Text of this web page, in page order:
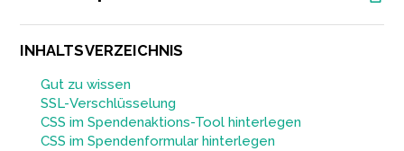
INHALTSVERZEICHNIS
Gut zu wissen
SSL-Verschlüsselung
CSS im Spendenaktions-Tool hinterlegen
CSS im Spendenformular hinterlegen